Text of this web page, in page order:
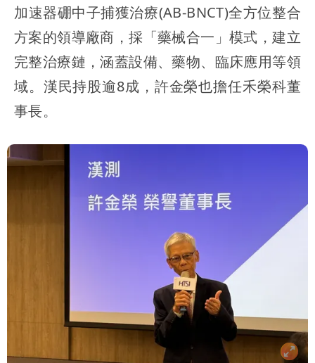
加速器硼中子捕獲治療(AB-BNCT)全方位整合
方案的領導廠商，採「藥械合一」模式，建立
完整治療鏈，涵蓋設備、藥物、臨床應用等領
域。漢民持股逾8成，許金榮也擔任禾榮科董
事長。